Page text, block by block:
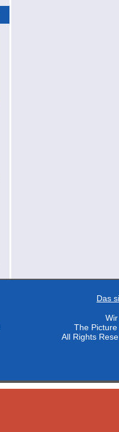
Das
The
All Rights